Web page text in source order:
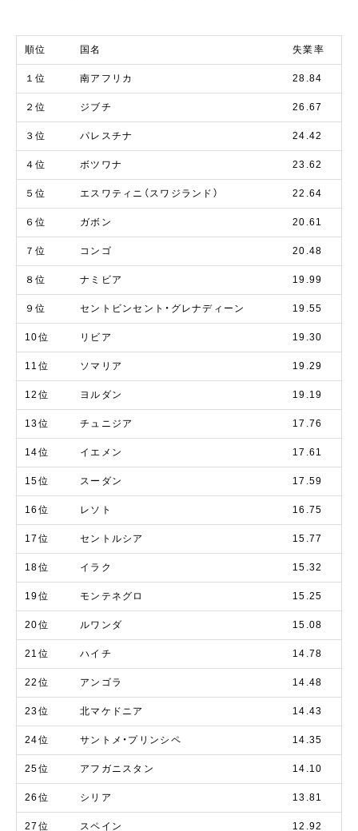
順位 国名 失業率
１位 南アフリカ 28.84
２位 ジブチ 26.67
３位 パレスチナ 24.42
４位 ボツワナ 23.62
５位 エスワティニ（スワジランド） 22.64
６位 ガボン 20.61
７位 コンゴ 20.48
８位 ナミビア 19.99
９位 セントビンセント・グレナディーン 19.55
10位 リビア 19.30
11位 ソマリア 19.29
12位 ヨルダン 19.19
13位 チュニジア 17.76
14位 イエメン 17.61
15位 スーダン 17.59
16位 レソト 16.75
17位 セントルシア 15.77
18位 イラク 15.32
19位 モンテネグロ 15.25
20位 ルワンダ 15.08
21位 ハイチ 14.78
22位 アンゴラ 14.48
23位 北マケドニア 14.43
24位 サントメ・プリンシペ 14.35
25位 アフガニスタン 14.10
26位 シリア 13.81
27位 スペイン 12.92